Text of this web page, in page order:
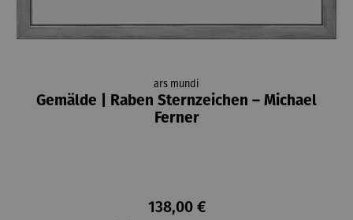
ars mundi
Gemälde | Raben Sternzeichen – Michael
Ferner
138,00 €